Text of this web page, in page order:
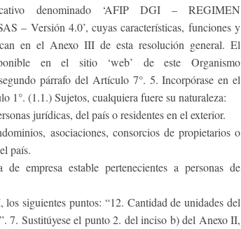
denominado ‘AFIP DGI – REGIMEN
– Versión 4.0’, cuyas características, funciones y
en el Anexo III de esta resolución general. El
en el sitio ‘web’ de este Organismo
párrafo del Artículo 7°. 5. Incorpórase en el
1°. (1.1.) Sujetos, cualquiera fuere su naturaleza:
jurídicas, del país o residentes en el exterior.
asociaciones, consorcios de propietarios o
país.
empresa estable pertenecientes a personas de
siguientes puntos: “12. Cantidad de unidades del
7. Sustitúyese el punto 2. del inciso b) del Anexo II,